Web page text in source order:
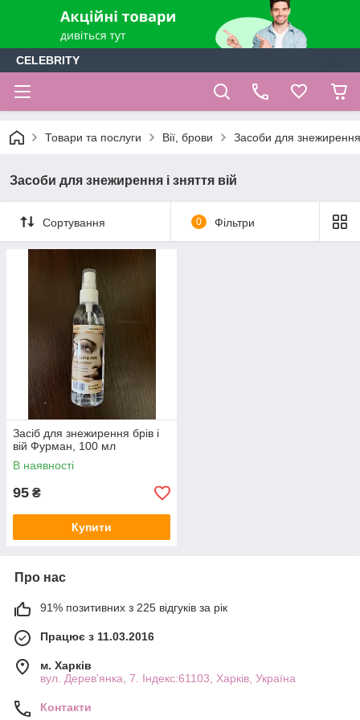
CELEBRITY
Товари та послуги Вії, брови Засоби для знежирення
Засоби для знежирення і зняття вій
Сортування 0 Фільтри
Засіб для знежирення брів і
вій Фурман, 100 мл
В наявності
95 ₴
Купити
Про нас
91% позитивних з 225 відгуків за рік
Працює з 11.03.2016
м. Харків
вул. Дерев'янка, 7. Індекс:61103, Харків, Україна
Контакти